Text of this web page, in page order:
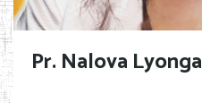
Pr. Nalova Lyonga